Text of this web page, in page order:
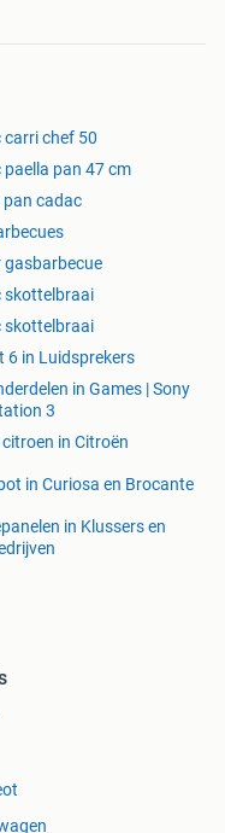
carri chef 50
paella pan 47 cm
pan cadac
gasbarbecue
skottelbraai
skottelbraai
6 in Luidsprekers
in Games | Sony
3
in Citroën
in Curiosa en Brocante
in Klussers en